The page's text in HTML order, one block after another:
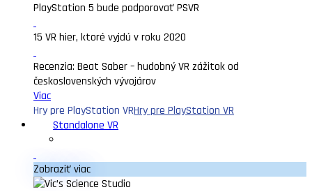
PlayStation 5 bude podporovať PSVR
15 VR hier, ktoré vyjdú v roku 2020
Recenzia: Beat Saber – hudobný VR zážitok od
československých vývojárov
Viac
Hry pre PlayStation VRHry pre PlayStation VR
Standalone VR
Zobraziť viac